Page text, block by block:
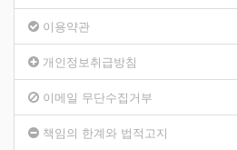
이용약관
개인정보취급방침
이메일 무단수집거부
책임의 한계와 법적고지